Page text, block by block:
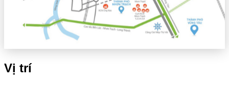
Vị trí